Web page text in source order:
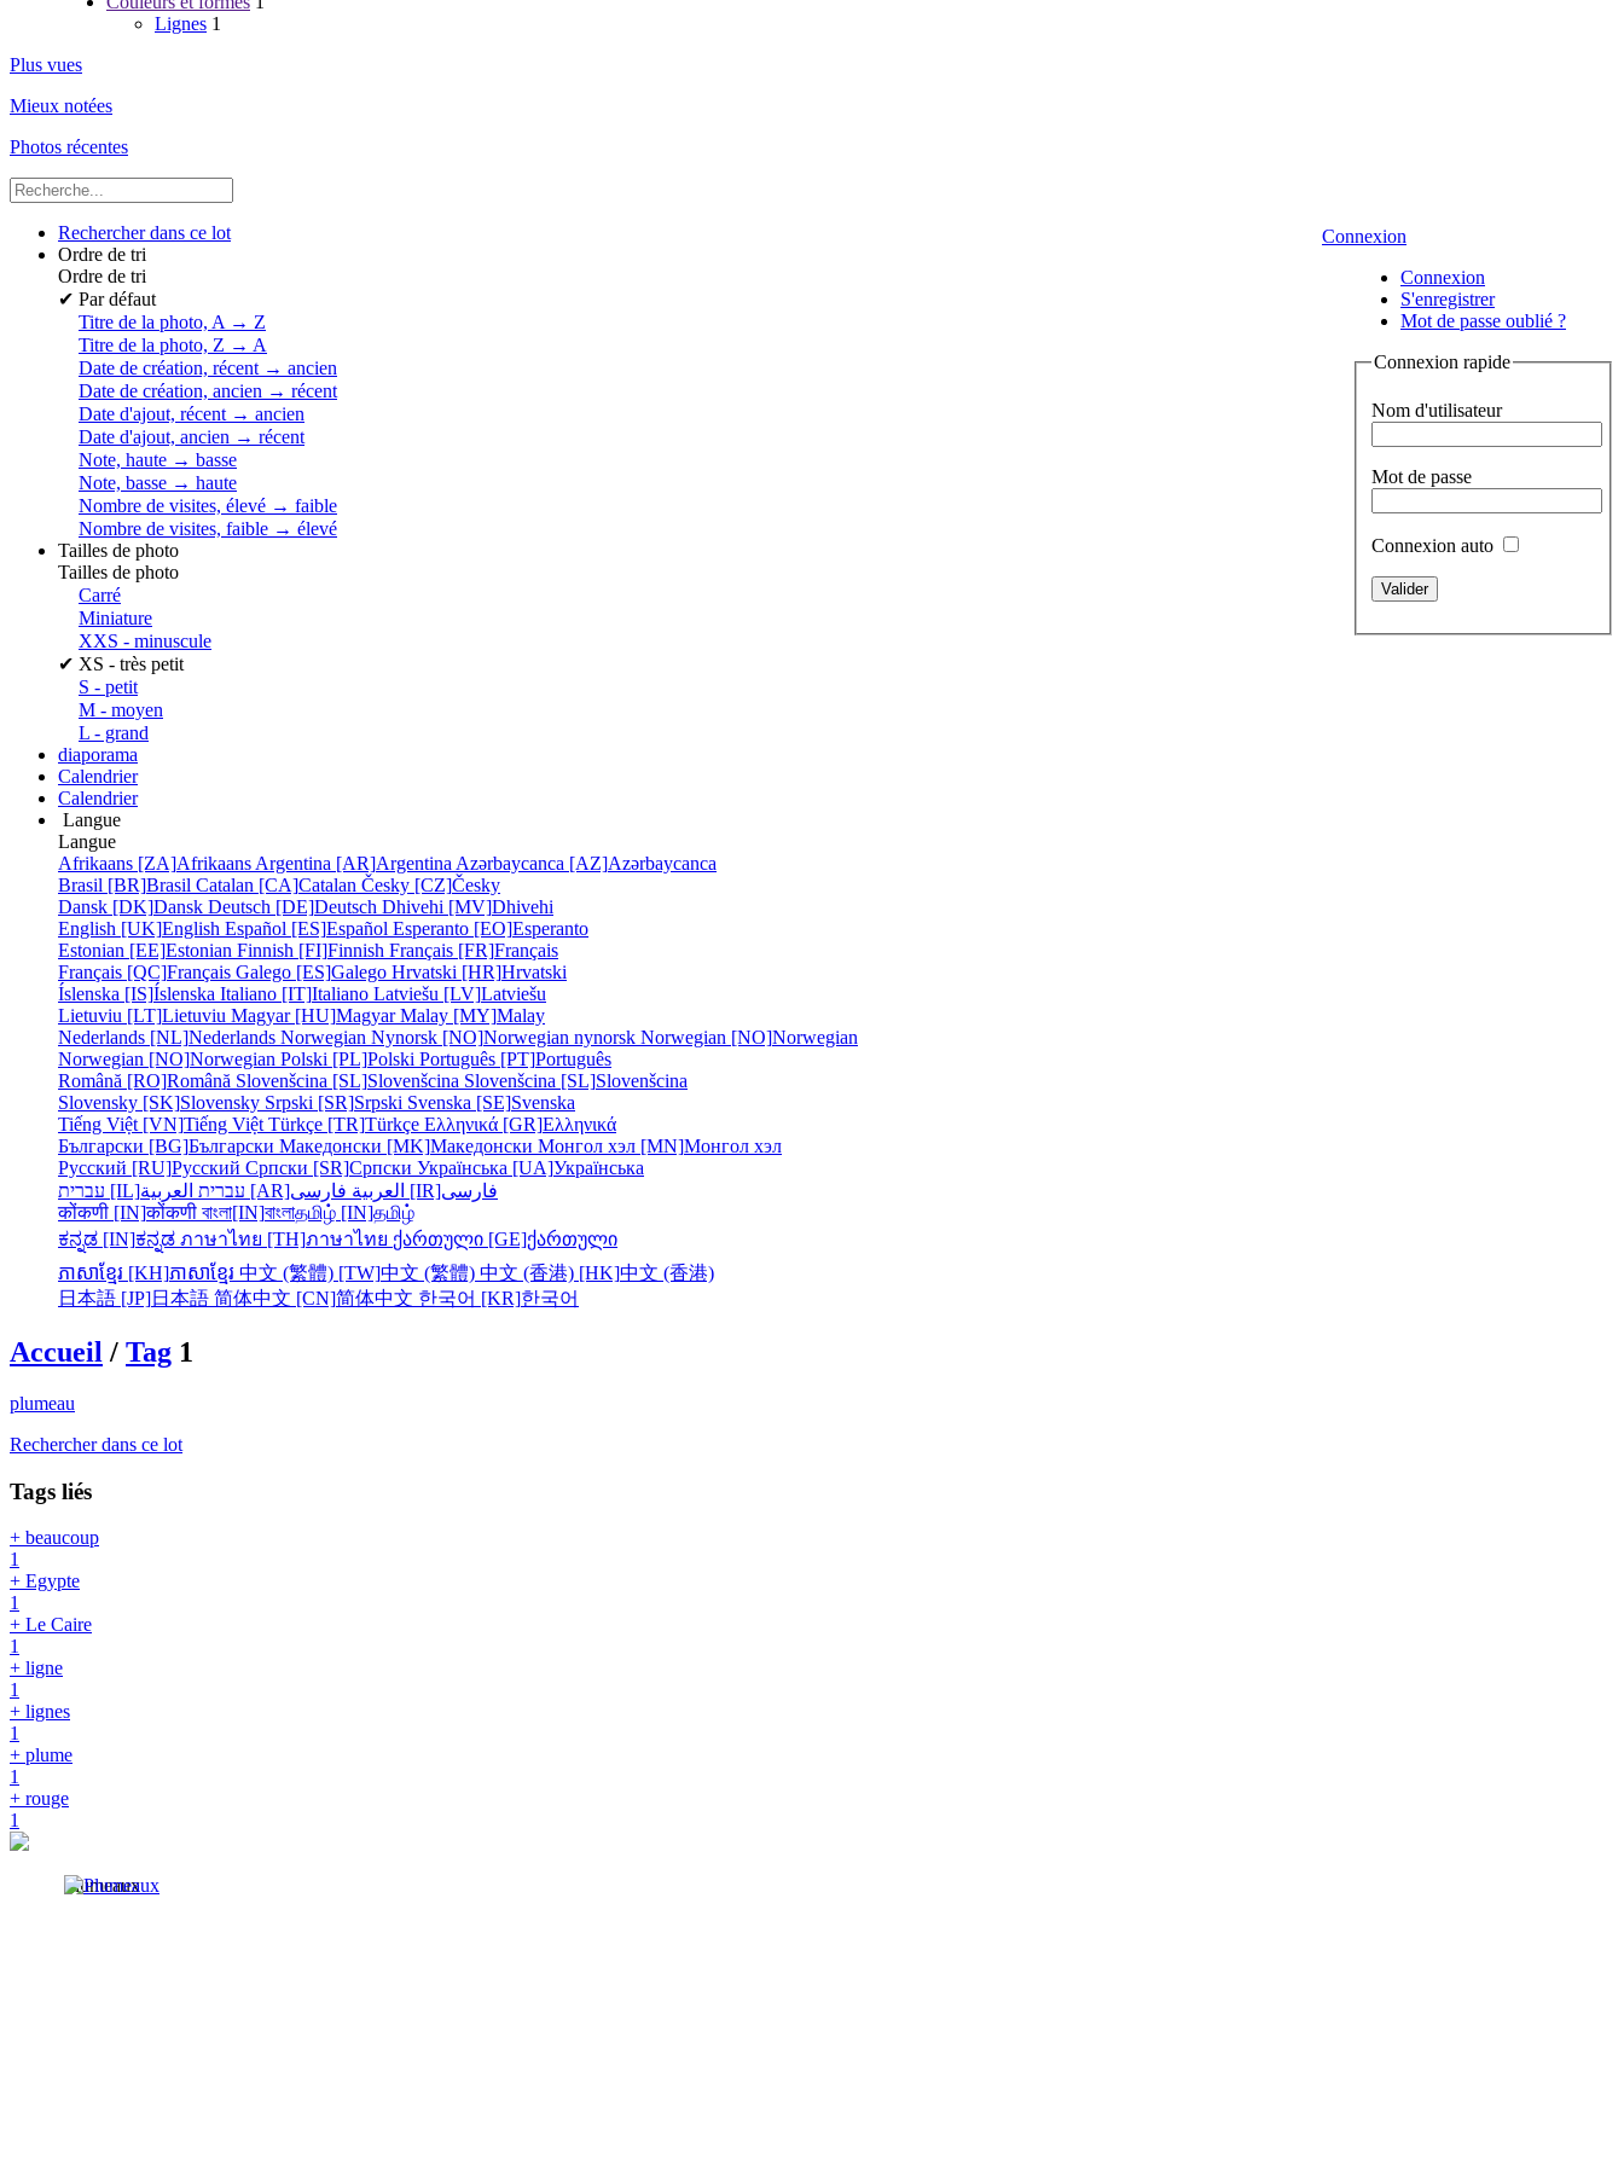
Lignes 1
Plus vues
Mieux notées
Photos récentes
Connexion
Connexion
S'enregistrer
Mot de passe oublié ?
Connexion rapide
Nom d'utilisateur
Mot de passe
Connexion auto
Rechercher dans ce lot
Ordre de tri
Ordre de tri
✔ Par défaut
Titre de la photo, A → Z
Titre de la photo, Z → A
Date de création, récent → ancien
Date de création, ancien → récent
Date d'ajout, récent → ancien
Date d'ajout, ancien → récent
Note, haute → basse
Note, basse → haute
Nombre de visites, élevé → faible
Nombre de visites, faible → élevé
Tailles de photo
Tailles de photo
Carré
Miniature
XXS - minuscule
✔ XS - très petit
S - petit
M - moyen
L - grand
diaporama
Calendrier
Calendrier
Langue
Langue
Afrikaans [ZA]Afrikaans Argentina [AR]Argentina Azərbaycanca [AZ]Azərbaycanca
Brasil [BR]Brasil Catalan [CA]Catalan Česky [CZ]Česky
Dansk [DK]Dansk Deutsch [DE]Deutsch Dhivehi [MV]Dhivehi
English [UK]English Español [ES]Español Esperanto [EO]Esperanto
Estonian [EE]Estonian Finnish [FI]Finnish Français [FR]Français
Français [QC]Français Galego [ES]Galego Hrvatski [HR]Hrvatski
Íslenska [IS]Íslenska Italiano [IT]Italiano Latviešu [LV]Latviešu
Lietuviu [LT]Lietuviu Magyar [HU]MagyarMalay [MY]Malay
Nederlands [NL]Nederlands Norwegian Nynorsk [NO]Norwegian nynorsk Norwegian [NO]Norwegian
Norwegian [NO]Norwegian Polski [PL]Polski Português [PT]Português
Română [RO]Română Slovenšcina [SL]Slovenšcina Slovenšcina [SL]Slovenšcina
Slovensky [SK]Slovensky Srpski [SR]Srpski Svenska [SE]Svenska
Tiếng Việt [VN]Tiếng Việt Türkçe [TR]Türkçe Ελληνικά [GR]Ελληνικά
Български [BG]Български Македонски [MK]Македонски Монгол хэл [MN]Монгол хэл
Русский [RU]Русский Српски [SR]Српски Українська [UA]Українська
עברית [IL]
עברית العربية [AR] العربية فارسی [IR]فارسی
कोंकणी [IN]कोंकणी বাংলা[IN]বাংলাதமிழ் [IN]தமிழ்
ಕನ್ನಡ [IN]ಕನ್ನಡ ภาษาไทย [TH]ภาษาไทย ქართული [GE]ქართული
ភាសាខ្មែរ [KH]ភាសាខ្មែរ 中文 (繁體) [TW]中文 (繁體) 中文 (香港) [HK]中文 (香港)
日本語 [JP]日本語 简体中文 [CN]简体中文 한국어 [KR]한국어
Accueil / Tag 1
plumeau
Rechercher dans ce lot
Tags liés
+ beaucoup
1
+ Egypte
1
+ Le Caire
1
+ ligne
1
+ lignes
1
+ plume
1
+ rouge
1
Plumeaux